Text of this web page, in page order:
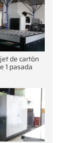
de cartón
1 pasada